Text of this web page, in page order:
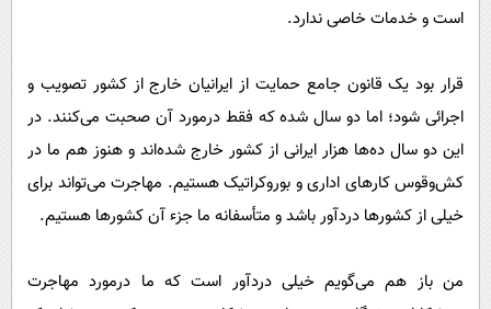
است و خدمات خاصی ندارد.
قرار بود یک قانون جامع حمایت از ایرانیان خارج از کشور تصویب و
اجرائی شود؛ اما دو سال شده که فقط درمورد آن صحبت می‌کنند. در
این دو سال ده‌ها هزار ایرانی از کشور خارج شده‌اند و هنوز هم ما در
کش‌و‌قوس کار‌های اداری و بوروکراتیک هستیم. مهاجرت می‌تواند برای
خیلی از کشور‌ها دردآور باشد و متأسفانه ما جزء آن کشور‌ها هستیم.
من باز هم می‌گویم خیلی دردآور است که ما درمورد مهاجرت